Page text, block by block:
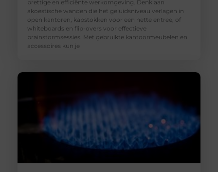
prettige en efficiënte werkomgeving. Denk aan
akoestische wanden die het geluidsniveau verlagen in
open kantoren, kapstokken voor een nette entree, of
whiteboards en flip-overs voor effectieve
brainstormsessies. Met gebruikte kantoormeubelen en
accessoires kun je